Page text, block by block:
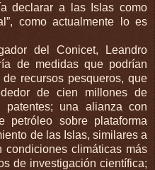
declarar a las Islas como
como actualmente lo es
del Conicet, Leandro
de medidas que podrían
recursos pesqueros, que
de cien millones de
una alianza con
petróleo sobre plataforma
de las Islas, similares a
condiciones climáticas más
de investigación científica;